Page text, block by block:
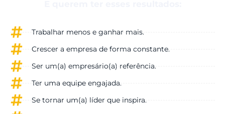
Trabalhar menos e ganhar mais.
Crescer a empresa de forma constante.
Ser um(a) empresário(a) referência.
Ter uma equipe engajada.
Se tornar um(a) líder que inspira.